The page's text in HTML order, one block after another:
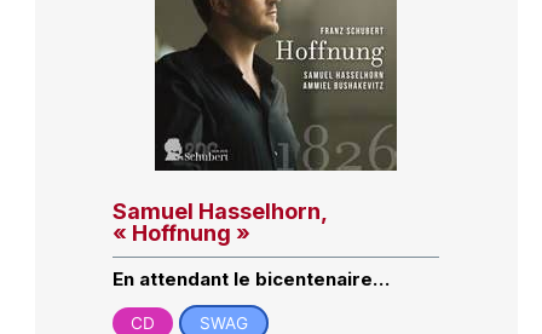
Samuel Hasselhorn,
« Hoffnung »
En attendant le bicentenaire…
CD SWAG